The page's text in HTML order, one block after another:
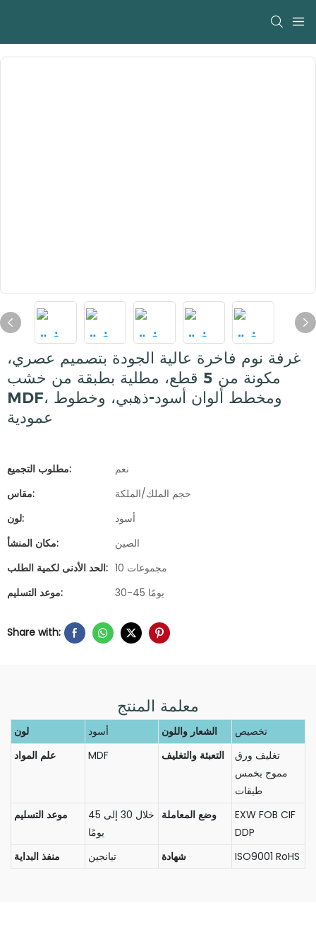
غرفة نوم فاخرة عالية الجودة بتصميم عصري،
مكونة من 5 قطع، مطلية بطبقة من خشب
MDF، ومخطط ألوان أسود-ذهبي، وخطوط
عمودية
مطلوب التجميع:
نعم
مقاس:
حجم الملك/الملكة
لون:
أسود
مكان المنشأ:
الصين
الحد الأدنى لكمية الطلب:
10 مجموعات
موعد التسليم:
30-45 يومًا
Share with:
معلمة المنتج
لون أسود الشعار واللون
تخصيص
علم المواد
MDF التعبئة والتغليف
تغليف ورق
مموج بخمس
طبقات
موعد التسليم
خلال 30 إلى 45
يومًا
وضع المعاملة
EXW FOB CIF
DDP
منفذ البداية
تيانجين شهادة ISO9001 RoHS